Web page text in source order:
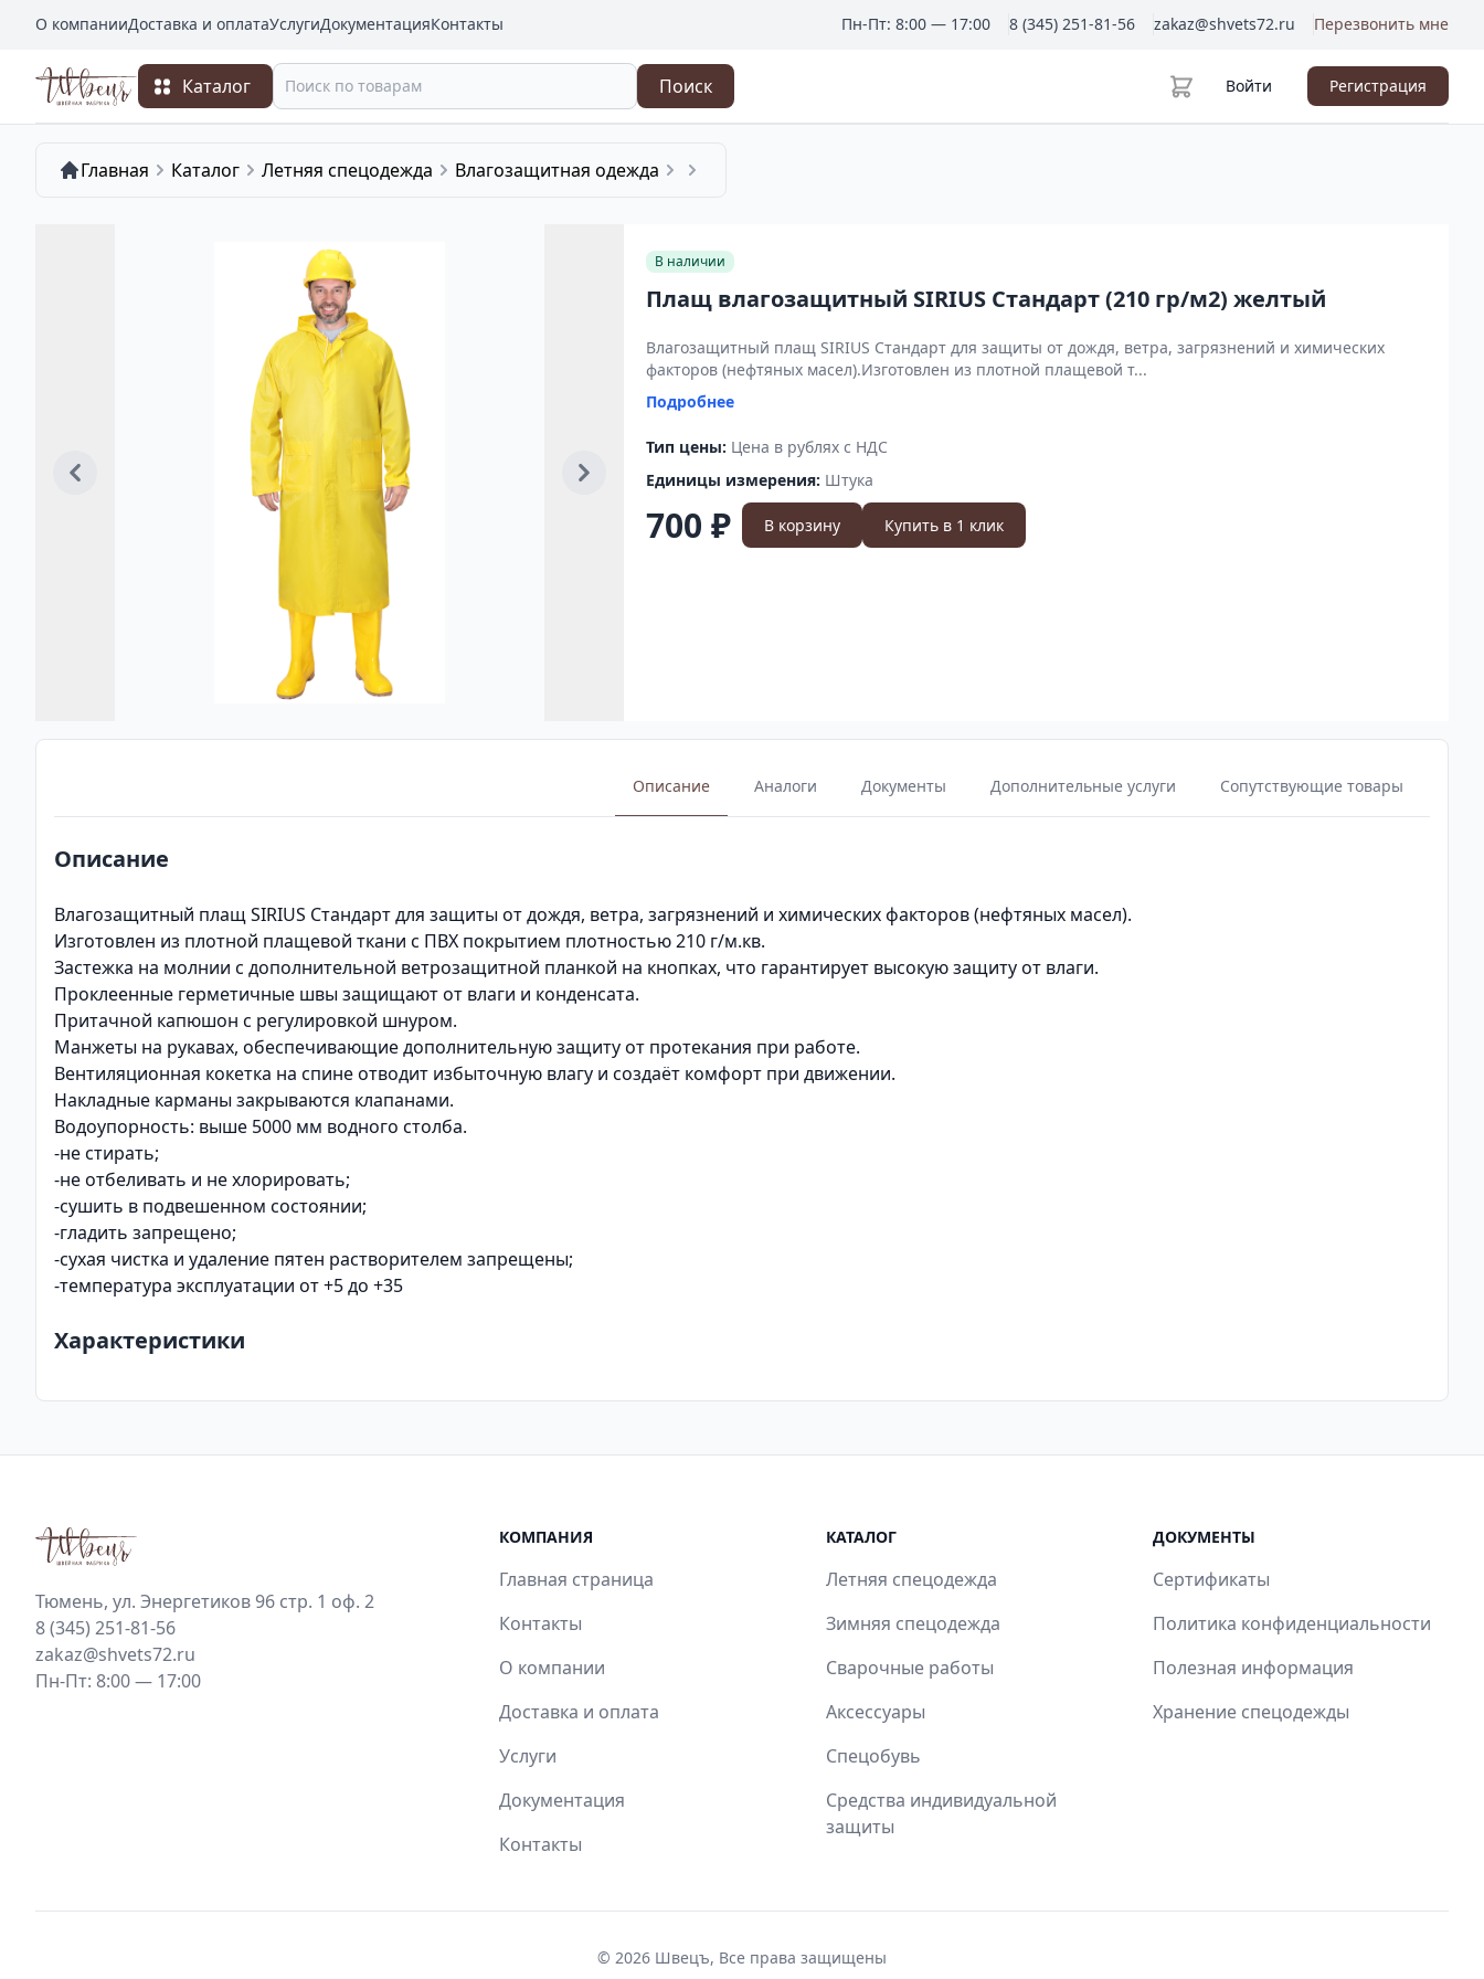
О компанииДоставка и оплатаУслугиДокументацияКонтакты Пн-Пт: 8:00 — 17:00 8 (345) 251-81-56 zakaz@shvets72.ru Перезвонить мне
Каталог Поиск Войти Регистрация
Главная Каталог Летняя спецодежда Влагозащитная одежда
Предыдущее Следующее
В наличии
Плащ влагозащитный SIRIUS Стандарт (210 гр/м2) желтый
Влагозащитный плащ SIRIUS Стандарт для защиты от дождя, ветра, загрязнений и химических
факторов (нефтяных масел).Изготовлен из плотной плащевой т...
Подробнее
Тип цены: Цена в рублях с НДС
Единицы измерения: Штука
700 ₽ В корзину Купить в 1 клик
Описание Аналоги Документы Дополнительные услуги Сопутствующие товары
Описание
Влагозащитный плащ SIRIUS Стандарт для защиты от дождя, ветра, загрязнений и химических факторов (нефтяных масел).
Изготовлен из плотной плащевой ткани с ПВХ покрытием плотностью 210 г/м.кв.
Застежка на молнии с дополнительной ветрозащитной планкой на кнопках, что гарантирует высокую защиту от влаги.
Проклеенные герметичные швы защищают от влаги и конденсата.
Притачной капюшон с регулировкой шнуром.
Манжеты на рукавах, обеспечивающие дополнительную защиту от протекания при работе.
Вентиляционная кокетка на спине отводит избыточную влагу и создаёт комфорт при движении.
Накладные карманы закрываются клапанами.
Водоупорность: выше 5000 мм водного столба.
-не стирать;
-не отбеливать и не хлорировать;
-сушить в подвешенном состоянии;
-гладить запрещено;
-сухая чистка и удаление пятен растворителем запрещены;
-температура эксплуатации от +5 до +35
Характеристики
Тюмень, ул. Энергетиков 96 стр. 1 оф. 2
8 (345) 251-81-56
zakaz@shvets72.ru
Пн-Пт: 8:00 — 17:00
КОМПАНИЯ
Главная страница
Контакты
О компании
Доставка и оплата
Услуги
Документация
Контакты
КАТАЛОГ
Летняя спецодежда
Зимняя спецодежда
Сварочные работы
Аксессуары
Спецобувь
Средства индивидуальной
защиты
ДОКУМЕНТЫ
Сертификаты
Политика конфиденциальности
Полезная информация
Хранение спецодежды
© 2026 Швецъ, Все права защищены